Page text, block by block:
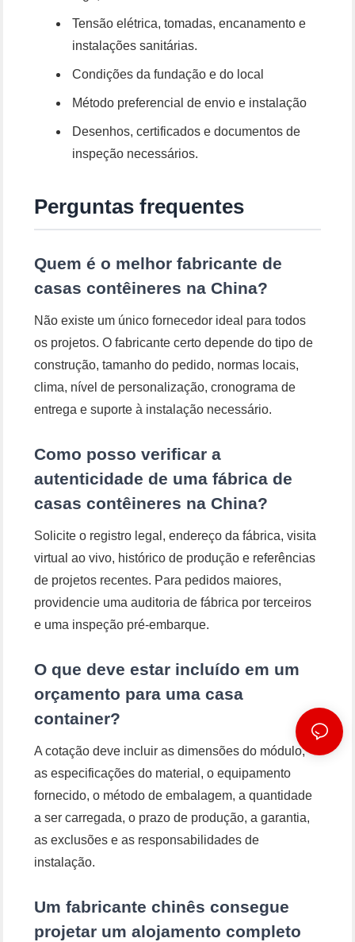
Tensão elétrica, tomadas, encanamento e
instalações sanitárias.
Condições da fundação e do local
Método preferencial de envio e instalação
Desenhos, certificados e documentos de
inspeção necessários.
Perguntas frequentes
Quem é o melhor fabricante de
casas contêineres na China?
Não existe um único fornecedor ideal para todos
os projetos. O fabricante certo depende do tipo de
construção, tamanho do pedido, normas locais,
clima, nível de personalização, cronograma de
entrega e suporte à instalação necessário.
Como posso verificar a
autenticidade de uma fábrica de
casas contêineres na China?
Solicite o registro legal, endereço da fábrica, visita
virtual ao vivo, histórico de produção e referências
de projetos recentes. Para pedidos maiores,
providencie uma auditoria de fábrica por terceiros
e uma inspeção pré-embarque.
O que deve estar incluído em um
orçamento para uma casa
container?
A cotação deve incluir as dimensões do módulo,
as especificações do material, o equipamento
fornecido, o método de embalagem, a quantidade
a ser carregada, o prazo de produção, a garantia,
as exclusões e as responsabilidades de
instalação.
Um fabricante chinês consegue
projetar um alojamento completo